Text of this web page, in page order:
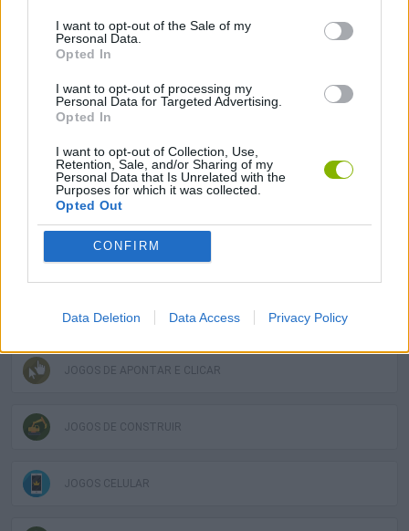
I want to opt-out of the Sale of my
Personal Data.
Opted In
I want to opt-out of processing my
Personal Data for Targeted Advertising.
Opted In
I want to opt-out of Collection, Use,
Retention, Sale, and/or Sharing of my
Personal Data that Is Unrelated with the
Purposes for which it was collected.
Opted Out
CONFIRM
Data Deletion Data Access Privacy Policy
Merge Lagoon também pode ser encontrado nestas
Etiquetas
COLEÇÕES DE JOGOS
JOGOS DE APONTAR E CLICAR
JOGOS DE CONSTRUIR
JOGOS CELULAR